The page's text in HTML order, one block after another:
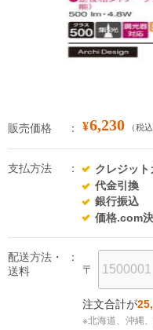
販売価格 ¥6,230 （税込
支払方法
クレジット
代金引換
銀行振込
価格.com
配送方法・
送料
〒
注文合計が
※北海道、沖縄